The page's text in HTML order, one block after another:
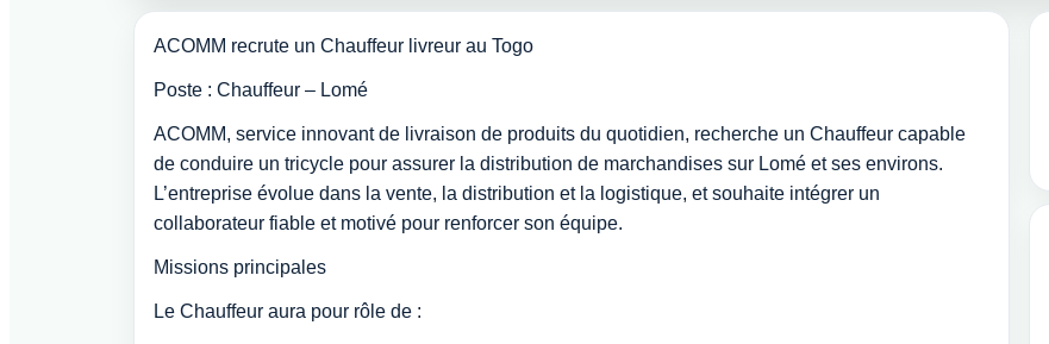
ACOMM recrute un Chauffeur livreur au Togo
Poste : Chauffeur – Lomé
ACOMM, service innovant de livraison de produits du quotidien, recherche un Chauffeur capable
de conduire un tricycle pour assurer la distribution de marchandises sur Lomé et ses environs.
L’entreprise évolue dans la vente, la distribution et la logistique, et souhaite intégrer un
collaborateur fiable et motivé pour renforcer son équipe.
Missions principales
Le Chauffeur aura pour rôle de :